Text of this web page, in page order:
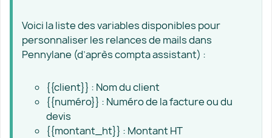
Voici la liste des variables disponibles pour
personnaliser les relances de mails dans
Pennylane (d’après compta assistant) :
{{client}} : Nom du client
{{numéro}} : Numéro de la facture ou du
devis
{{montant_ht}} : Montant HT